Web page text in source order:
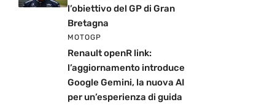
l’obiettivo del GP di Gran
Bretagna
MOTOGP
Renault openR link:
l’aggiornamento introduce
Google Gemini, la nuova AI
per un’esperienza di guida